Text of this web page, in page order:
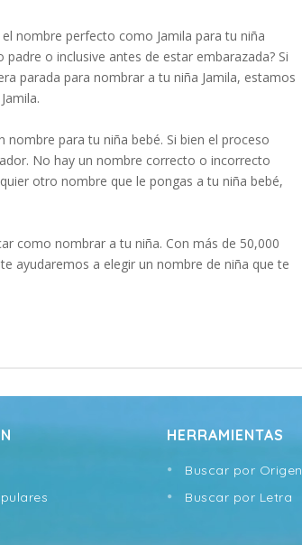
nombre perfecto como Jamila para tu niña
o inclusive antes de estar embarazada? Si
parada para nombrar a tu niña Jamila, estamos
para tu niña bebé. Si bien el proceso
No hay un nombre correcto o incorrecto
otro nombre que le pongas a tu niña bebé,
como nombrar a tu niña. Con más de 50,000
ayudaremos a elegir un nombre de niña que te
HERRAMIENTAS
Buscar por Origen
Buscar por Letra